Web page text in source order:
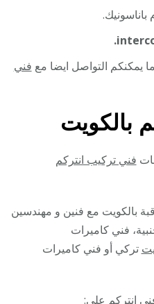
يمكنكم التواصل ايضا مع فني
بالكويت
فني تركيب انتركم
بالكويت مع فنين و مهندسين
فني كاميرات
تركي أو فني كاميرات
انتركم على: